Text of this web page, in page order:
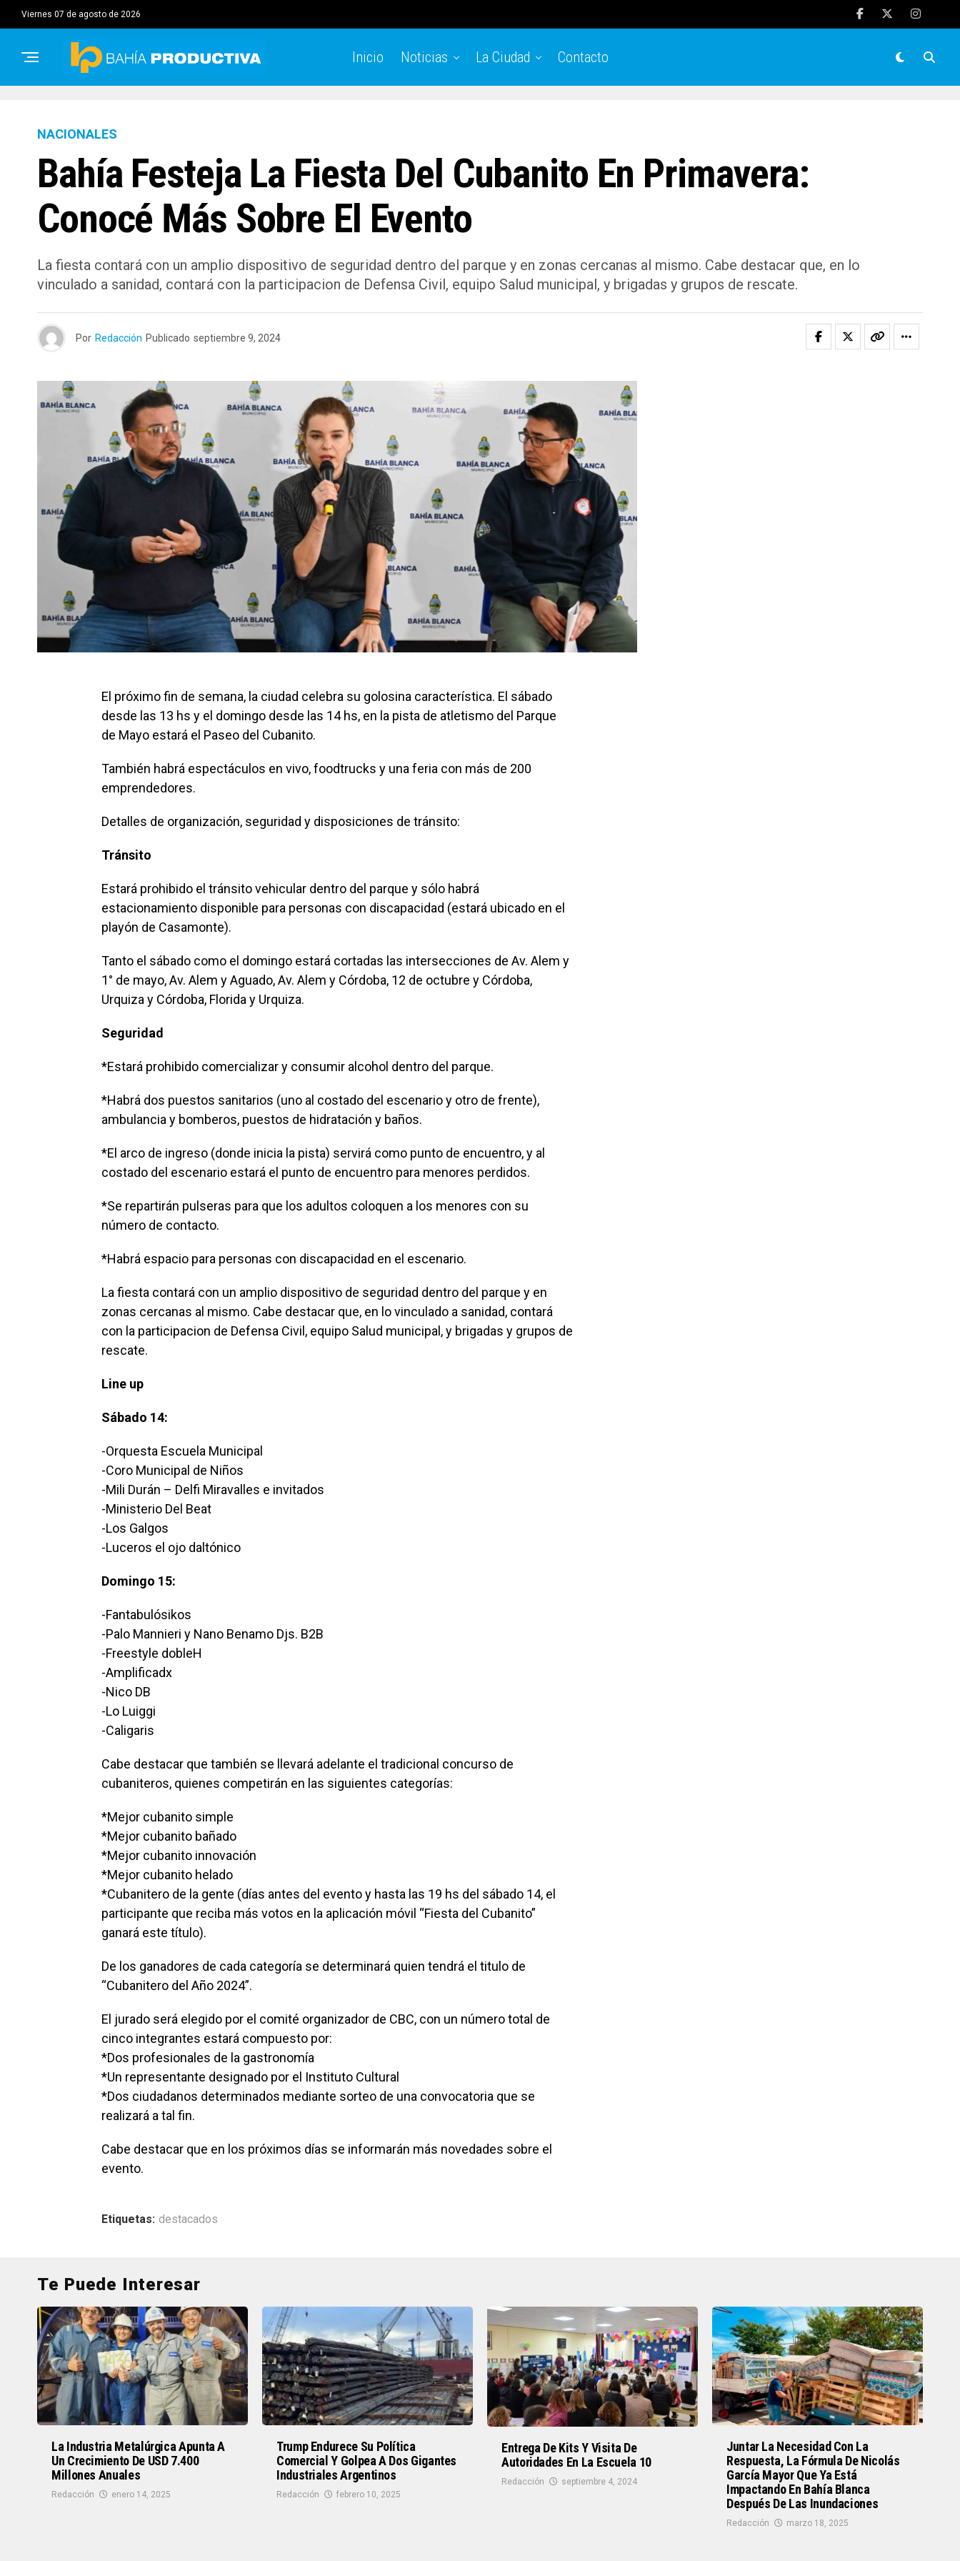
viernes 07 de agosto de 2026
Inicio Noticias La Ciudad Contacto
NACIONALES
Bahía Festeja La Fiesta Del Cubanito En Primavera:
Conocé Más Sobre El Evento
La fiesta contará con un amplio dispositivo de seguridad dentro del parque y en zonas cercanas al mismo. Cabe destacar que, en lo
vinculado a sanidad, contará con la participacion de Defensa Civil, equipo Salud municipal, y brigadas y grupos de rescate.
Por Redacción Publicado septiembre 9, 2024
El próximo fin de semana, la ciudad celebra su golosina característica. El sábado
desde las 13 hs y el domingo desde las 14 hs, en la pista de atletismo del Parque
de Mayo estará el Paseo del Cubanito.
También habrá espectáculos en vivo, foodtrucks y una feria con más de 200
emprendedores.
Detalles de organización, seguridad y disposiciones de tránsito:
Tránsito
Estará prohibido el tránsito vehicular dentro del parque y sólo habrá
estacionamiento disponible para personas con discapacidad (estará ubicado en el
playón de Casamonte).
Tanto el sábado como el domingo estará cortadas las intersecciones de Av. Alem y
1° de mayo, Av. Alem y Aguado, Av. Alem y Córdoba, 12 de octubre y Córdoba,
Urquiza y Córdoba, Florida y Urquiza.
Seguridad
*Estará prohibido comercializar y consumir alcohol dentro del parque.
*Habrá dos puestos sanitarios (uno al costado del escenario y otro de frente),
ambulancia y bomberos, puestos de hidratación y baños.
*El arco de ingreso (donde inicia la pista) servirá como punto de encuentro, y al
costado del escenario estará el punto de encuentro para menores perdidos.
*Se repartirán pulseras para que los adultos coloquen a los menores con su
número de contacto.
*Habrá espacio para personas con discapacidad en el escenario.
La fiesta contará con un amplio dispositivo de seguridad dentro del parque y en
zonas cercanas al mismo. Cabe destacar que, en lo vinculado a sanidad, contará
con la participacion de Defensa Civil, equipo Salud municipal, y brigadas y grupos de
rescate.
Line up
Sábado 14:
-Orquesta Escuela Municipal
-Coro Municipal de Niños
-Mili Durán – Delfi Miravalles e invitados
-Ministerio Del Beat
-Los Galgos
-Luceros el ojo daltónico
Domingo 15:
-Fantabulósikos
-Palo Mannieri y Nano Benamo Djs. B2B
-Freestyle dobleH
-Amplificadx
-Nico DB
-Lo Luiggi
-Caligaris
Cabe destacar que también se llevará adelante el tradicional concurso de
cubaniteros, quienes competirán en las siguientes categorías:
*Mejor cubanito simple
*Mejor cubanito bañado
*Mejor cubanito innovación
*Mejor cubanito helado
*Cubanitero de la gente (días antes del evento y hasta las 19 hs del sábado 14, el
participante que reciba más votos en la aplicación móvil “Fiesta del Cubanito”
ganará este título).
De los ganadores de cada categoría se determinará quien tendrá el titulo de
“Cubanitero del Año 2024”.
El jurado será elegido por el comité organizador de CBC, con un número total de
cinco integrantes estará compuesto por:
*Dos profesionales de la gastronomía
*Un representante designado por el Instituto Cultural
*Dos ciudadanos determinados mediante sorteo de una convocatoria que se
realizará a tal fin.
Cabe destacar que en los próximos días se informarán más novedades sobre el
evento.
Etiquetas: destacados
Te Puede Interesar
La Industria Metalúrgica Apunta A
Un Crecimiento De USD 7.400
Millones Anuales
Redacción enero 14, 2025
Trump Endurece Su Política
Comercial Y Golpea A Dos Gigantes
Industriales Argentinos
Redacción febrero 10, 2025
Entrega De Kits Y Visita De
Autoridades En La Escuela 10
Redacción septiembre 4, 2024
Juntar La Necesidad Con La
Respuesta, La Fórmula De Nicolás
García Mayor Que Ya Está
Impactando En Bahía Blanca
Después De Las Inundaciones
Redacción marzo 18, 2025